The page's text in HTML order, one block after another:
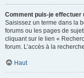
Comment puis-je effectuer
Saisissez un terme dans la
forums ou les pages de
cliquant sur le lien «
forum. L’accès à la
Haut